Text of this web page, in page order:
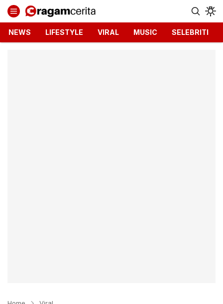
Ragamcerita.com
Informasi Terbaru dan Terkini
NEWS LIFESTYLE VIRAL MUSIC SELEBRITI